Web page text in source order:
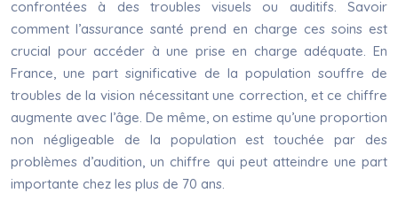
confrontées à des troubles visuels ou auditifs. Savoir
comment l’assurance santé prend en charge ces soins est
crucial pour accéder à une prise en charge adéquate. En
France, une part significative de la population souffre de
troubles de la vision nécessitant une correction, et ce chiffre
augmente avec l’âge. De même, on estime qu’une proportion
non négligeable de la population est touchée par des
problèmes d’audition, un chiffre qui peut atteindre une part
importante chez les plus de 70 ans.